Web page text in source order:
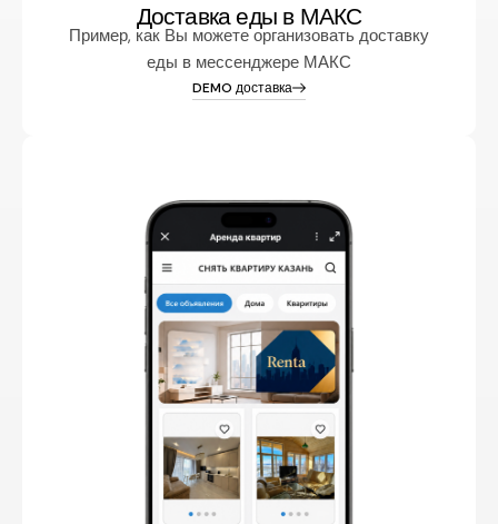
Доставка еды в МАКС
Пример, как Вы можете организовать доставку
еды в мессенджере МАКС
DEMO доставка